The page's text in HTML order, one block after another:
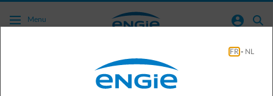
Acc�der au contenu principal
Menu normal-account-circle search
Green Mobility
FR - NL